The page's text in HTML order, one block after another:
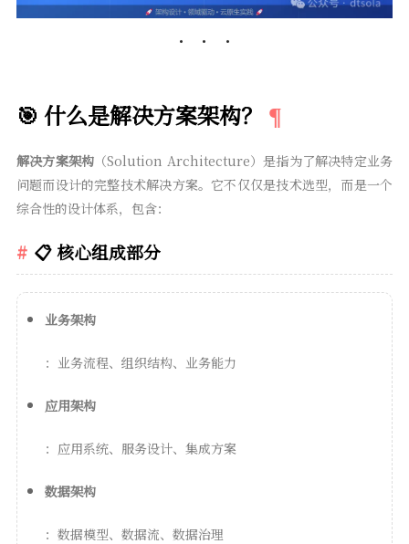
🎯 什么是解决方案架构？
解决方案架构 （Solution Architecture）是指为了解决特定业务
问题而设计的完整技术解决方案。它不仅仅是技术选型，而是一个
综合性的设计体系，包含：
📋 核心组成部分
业务架构
：业务流程、组织结构、业务能力
应用架构
：应用系统、服务设计、集成方案
数据架构
：数据模型、数据流、数据治理